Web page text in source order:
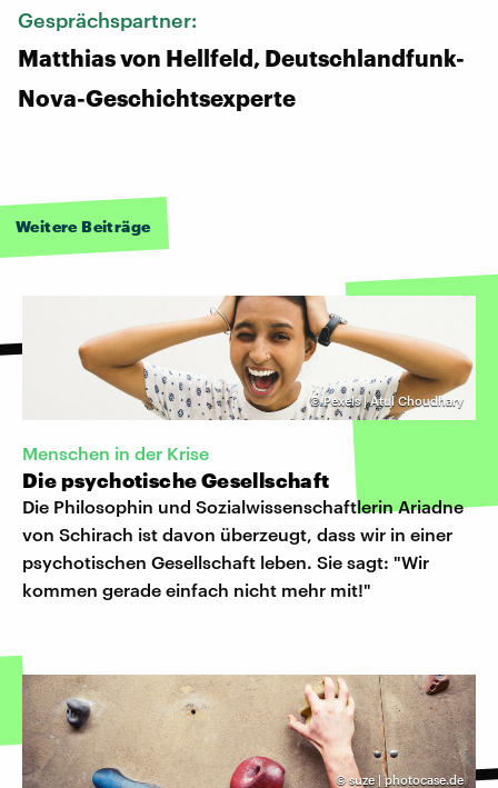
Gesprächspartner:
Matthias von Hellfeld, Deutschlandfunk-
Nova-Geschichtsexperte
Weitere Beiträge
©Pexels | Atul Choudhary
Menschen in der Krise
Die psychotische Gesellschaft
Die Philosophin und Sozialwissenschaftlerin Ariadne
von Schirach ist davon überzeugt, dass wir in einer
psychotischen Gesellschaft leben. Sie sagt: "Wir
kommen gerade einfach nicht mehr mit!"
©suze | photocase.de